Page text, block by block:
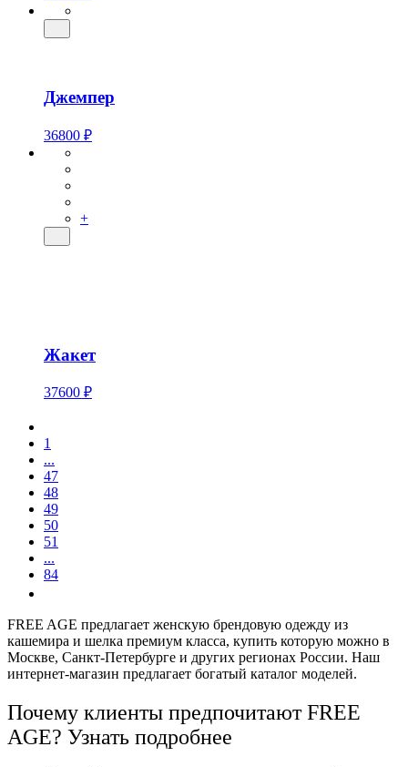
Джемпер
36800 ₽
+
Жакет
37600 ₽
1
...
47
48
49
50
51
...
84
FREE AGE предлагает женскую брендовую одежду из
кашемира и шелка премиум класса, купить которую можно в
Москве, Санкт-Петербурге и других регионах России. Наш
интернет-магазин предлагает богатый каталог моделей.
Почему клиенты предпочитают FREE
AGE? Узнать подробнее